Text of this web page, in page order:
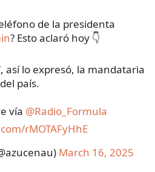
de la presidenta
? Esto aclaró hoy 👇
así lo expresó, la mandataria
del país.
vía @Radio_Formula
rMOTAFyHhE
March 16, 2025